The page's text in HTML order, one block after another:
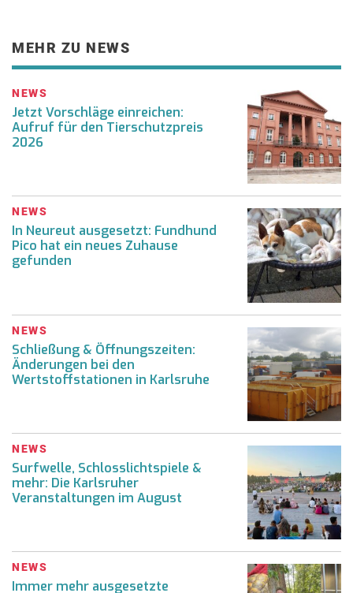
MEHR ZU NEWS
NEWS
Jetzt Vorschläge einreichen:
Aufruf für den Tierschutzpreis
2026
NEWS
In Neureut ausgesetzt: Fundhund
Pico hat ein neues Zuhause
gefunden
NEWS
Schließung & Öffnungszeiten:
Änderungen bei den
Wertstoffstationen in Karlsruhe
NEWS
Surfwelle, Schlosslichtspiele &
mehr: Die Karlsruher
Veranstaltungen im August
NEWS
Immer mehr ausgesetzte